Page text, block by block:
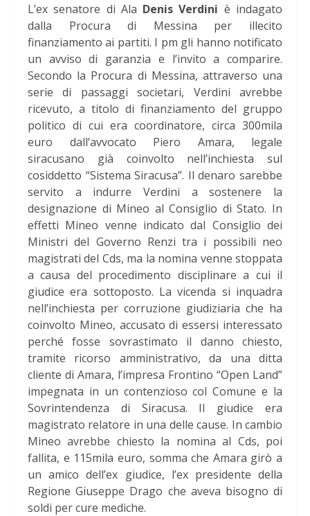
L’ex senatore di Ala Denis Verdini è indagato
dalla Procura di Messina per illecito
finanziamento ai partiti. I pm gli hanno notificato
un avviso di garanzia e l’invito a comparire.
Secondo la Procura di Messina, attraverso una
serie di passaggi societari, Verdini avrebbe
ricevuto, a titolo di finanziamento del gruppo
politico di cui era coordinatore, circa 300mila
euro dall’avvocato Piero Amara, legale
siracusano già coinvolto nell’inchiesta sul
cosiddetto “Sistema Siracusa”. Il denaro sarebbe
servito a indurre Verdini a sostenere la
designazione di Mineo al Consiglio di Stato. In
effetti Mineo venne indicato dal Consiglio dei
Ministri del Governo Renzi tra i possibili neo
magistrati del Cds, ma la nomina venne stoppata
a causa del procedimento disciplinare a cui il
giudice era sottoposto. La vicenda si inquadra
nell’inchiesta per corruzione giudiziaria che ha
coinvolto Mineo, accusato di essersi interessato
perché fosse sovrastimato il danno chiesto,
tramite ricorso amministrativo, da una ditta
cliente di Amara, l’impresa Frontino “Open Land”
impegnata in un contenzioso col Comune e la
Sovrintendenza di Siracusa. Il giudice era
magistrato relatore in una delle cause. In cambio
Mineo avrebbe chiesto la nomina al Cds, poi
fallita, e 115mila euro, somma che Amara girò a
un amico dell’ex giudice, l’ex presidente della
Regione Giuseppe Drago che aveva bisogno di
soldi per cure mediche.